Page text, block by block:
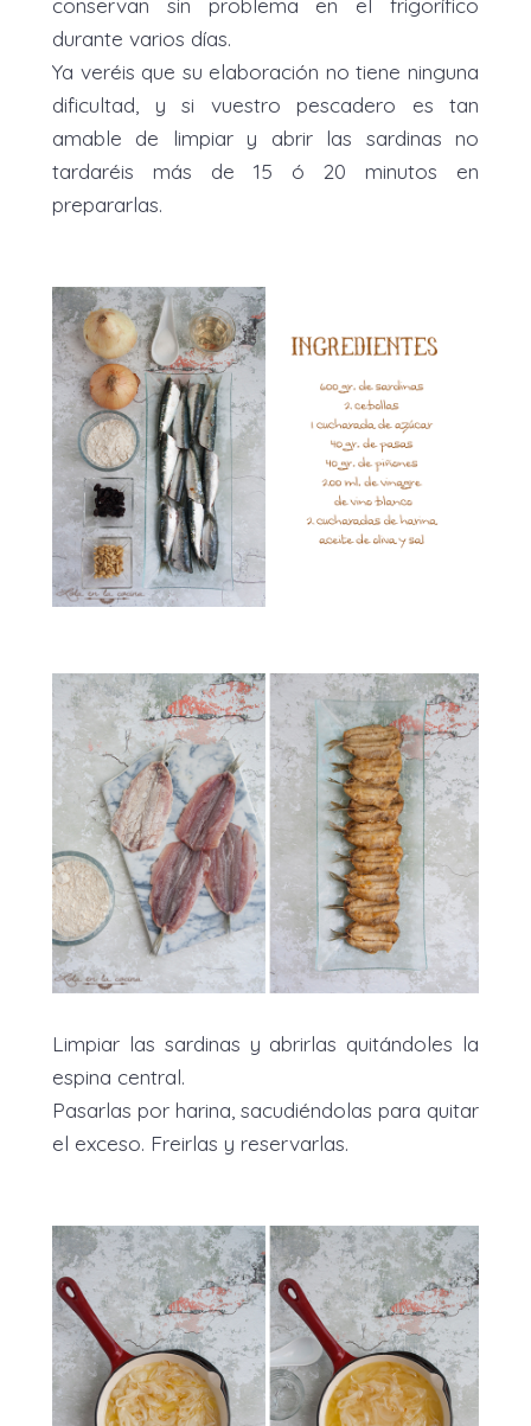
conservan sin problema en el frigorífico
durante varios días.
Ya veréis que su elaboración no tiene ninguna
dificultad, y si vuestro pescadero es tan
amable de limpiar y abrir las sardinas no
tardaréis más de 15 ó 20 minutos en
prepararlas.
Limpiar las sardinas y abrirlas quitándoles la
espina central.
Pasarlas por harina, sacudiéndolas para quitar
el exceso. Freirlas y reservarlas.